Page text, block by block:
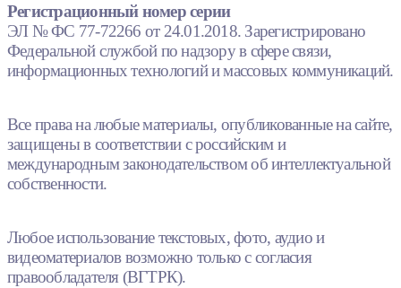
Регистрационный номер серии
ЭЛ № ФС 77-72266 от 24.01.2018. Зарегистрировано
Федеральной службой по надзору в сфере связи,
информационных технологий и массовых коммуникаций.
Все права на любые материалы, опубликованные на сайте,
защищены в соответствии с российским и
международным законодательством об интеллектуальной
собственности.
Любое использование текстовых, фото, аудио и
видеоматериалов возможно только с согласия
правообладателя (ВГТРК).